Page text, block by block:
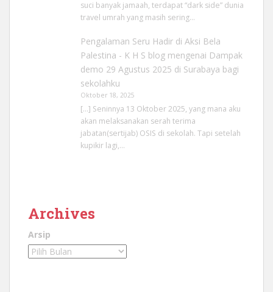
suci banyak jamaah, terdapat “dark side” dunia
travel umrah yang masih sering…
Pengalaman Seru Hadir di Aksi Bela
Palestina - K H S blogmengenai Dampak
demo 29 Agustus 2025 di Surabaya bagi
sekolahku
Oktober 18, 2025
[…] Seninnya 13 Oktober 2025, yang mana aku
akan melaksanakan serah terima
jabatan(sertijab) OSIS di sekolah. Tapi setelah
kupikir lagi,…
Archives
Arsip